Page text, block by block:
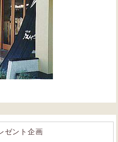
ゼント企画